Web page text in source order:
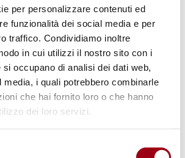
per personalizzare contenuti ed
funzionalità dei social media e per
traffico. Condividiamo inoltre
in cui utilizzi il nostro sito con i
occupano di analisi dei dati web,
media, i quali potrebbero combinarle
che hai fornito loro o che hanno
dei loro servizi.
che venissero adottate
di protezione per tutelarla.
dalla ricorrente erano nel
in prescrizione (per esempio
coltello denunciata ne 2007
con un basto denunciata nel
fossero state adottate
oggetto della doglianza